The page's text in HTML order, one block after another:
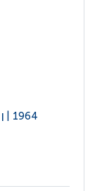
1964